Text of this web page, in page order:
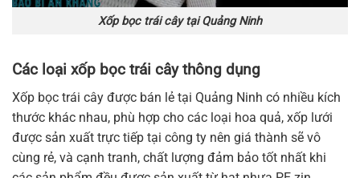
Xốp bọc trái cây tại Quảng Ninh
Các loại xốp bọc trái cây thông dụng
Xốp bọc trái cây được bán lẻ tại Quảng Ninh có nhiều kích
thước khác nhau, phù hợp cho các loại hoa quả, xốp lưới
được sản xuất trực tiếp tại công ty nên giá thành sẽ vô
cùng rẻ, và cạnh tranh, chất lượng đảm bảo tốt nhất khi